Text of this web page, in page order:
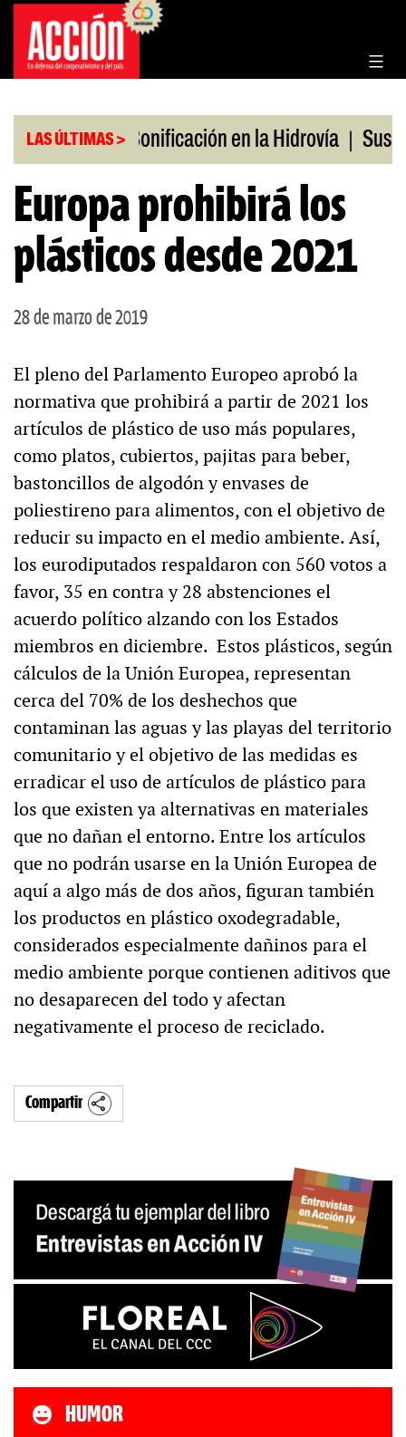
Saltar
contenido
LAS ÚLTIMAS >
en julio | Bonificación en la Hidrovía |
Europa prohibirá los
plásticos desde 2021
28 de marzo de 2019
El pleno del Parlamento Europeo aprobó la
normativa que prohibirá a partir de 2021 los
artículos de plástico de uso más populares,
como platos, cubiertos, pajitas para beber,
bastoncillos de algodón y envases de
poliestireno para alimentos, con el objetivo de
reducir su impacto en el medio ambiente. Así,
los eurodiputados respaldaron con 560 votos a
favor, 35 en contra y 28 abstenciones el
acuerdo político alzando con los Estados
miembros en diciembre. Estos plásticos, según
cálculos de la Unión Europea, representan
cerca del 70% de los deshechos que
contaminan las aguas y las playas del territorio
comunitario y el objetivo de las medidas es
erradicar el uso de artículos de plástico para
los que existen ya alternativas en materiales
que no dañan el entorno. Entre los artículos
que no podrán usarse en la Unión Europea de
aquí a algo más de dos años, figuran también
los productos en plástico oxodegradable,
considerados especialmente dañinos para el
medio ambiente porque contienen aditivos que
no desaparecen del todo y afectan
negativamente el proceso de reciclado.
Compartir
HUMOR